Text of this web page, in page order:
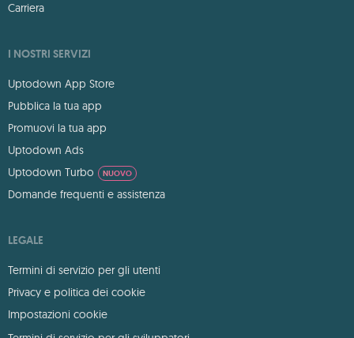
Carriera
I NOSTRI SERVIZI
Uptodown App Store
Pubblica la tua app
Promuovi la tua app
Uptodown Ads
Uptodown Turbo
NUOVO
Domande frequenti e assistenza
LEGALE
Termini di servizio per gli utenti
Privacy e politica dei cookie
Impostazioni cookie